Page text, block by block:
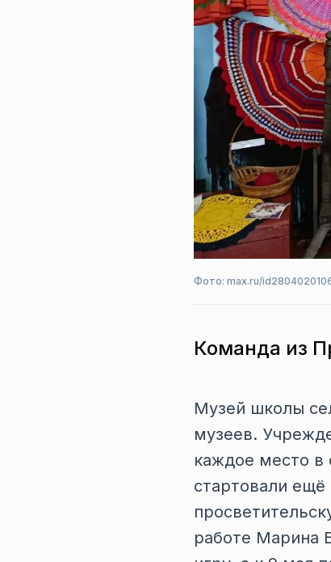
Фото: max.ru/
Команда из
Музей школы
музеев.
каждое место в
стартовали
работе Марина